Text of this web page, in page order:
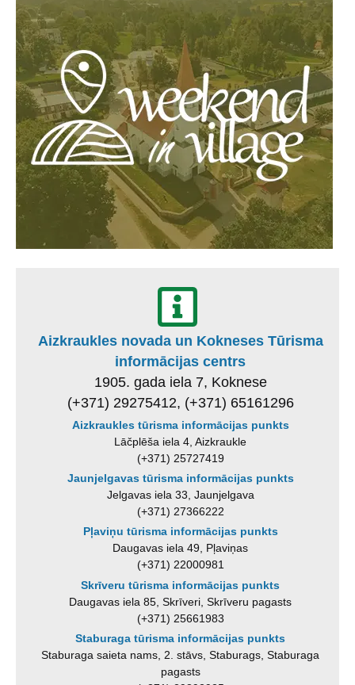
Aizkraukles novada un Kokneses Tūrisma
informācijas centrs
1905. gada iela 7, Koknese
(+371) 29275412, (+371) 65161296
Aizkraukles tūrisma informācijas punkts
Lāčplēša iela 4, Aizkraukle
(+371) 25727419
Jaunjelgavas tūrisma informācijas punkts
Jelgavas iela 33, Jaunjelgava
(+371) 27366222
Pļaviņu tūrisma informācijas punkts
Daugavas iela 49, Pļaviņas
(+371) 22000981
Skrīveru tūrisma informācijas punkts
Daugavas iela 85, Skrīveri, Skrīveru pagasts
(+371) 25661983
Staburaga tūrisma informācijas punkts
Staburaga saieta nams, 2. stāvs, Staburags, Staburaga
pagasts